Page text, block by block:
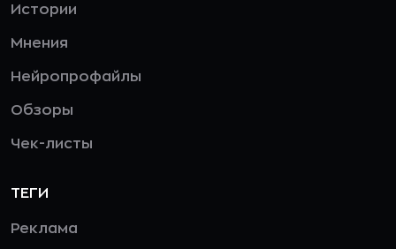
Истории
Мнения
Нейропрофайлы
Обзоры
Чек-листы
ТЕГИ
Реклама